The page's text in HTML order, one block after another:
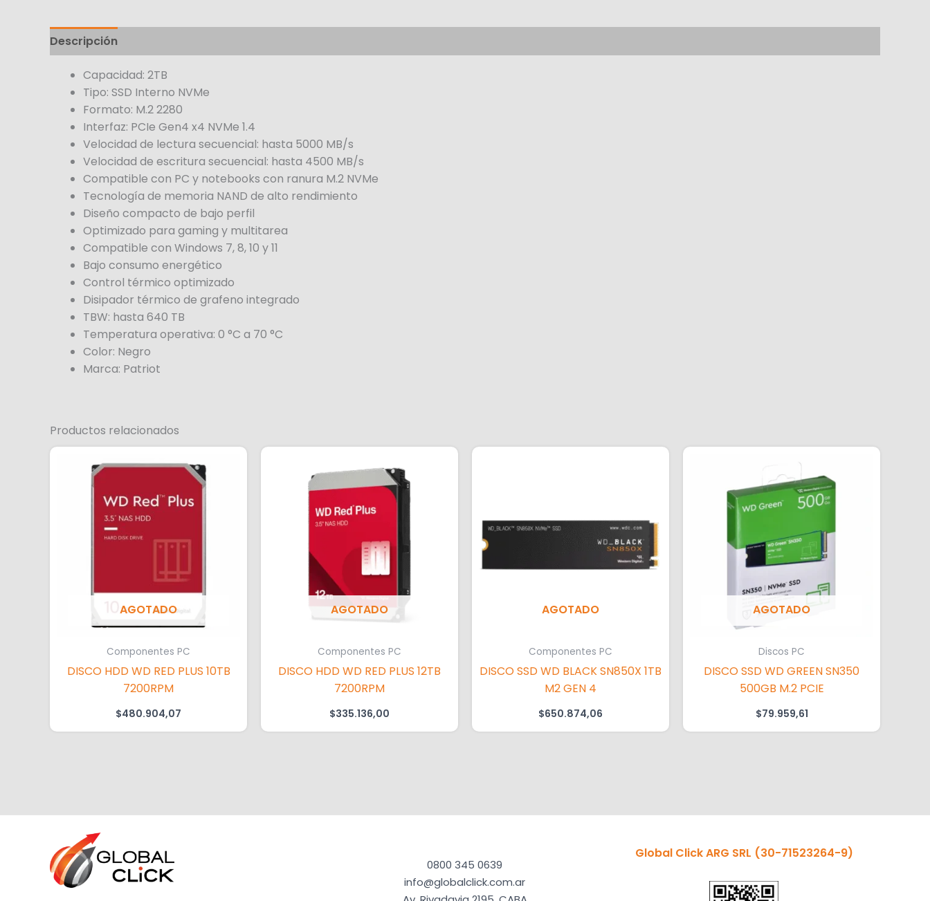
Descripción
Capacidad: 2TB
Tipo: SSD Interno NVMe
Formato: M.2 2280
Interfaz: PCIe Gen4 x4 NVMe 1.4
Velocidad de lectura secuencial: hasta 5000 MB/s
Velocidad de escritura secuencial: hasta 4500 MB/s
Compatible con PC y notebooks con ranura M.2 NVMe
Tecnología de memoria NAND de alto rendimiento
Diseño compacto de bajo perfil
Optimizado para gaming y multitarea
Compatible con Windows 7, 8, 10 y 11
Bajo consumo energético
Control térmico optimizado
Disipador térmico de grafeno integrado
TBW: hasta 640 TB
Temperatura operativa: 0 °C a 70 °C
Color: Negro
Marca: Patriot
Productos relacionados
AGOTADO
Componentes PC
DISCO HDD WD RED PLUS 10TB
7200RPM
$480.904,07
AGOTADO
Componentes PC
DISCO HDD WD RED PLUS 12TB
7200RPM
$335.136,00
AGOTADO
Componentes PC
DISCO SSD WD BLACK SN850X 1TB
M2 GEN 4
$650.874,06
AGOTADO
Discos PC
DISCO SSD WD GREEN SN350
500GB M.2 PCIE
$79.959,61
0800 345 0639
info@globalclick.com.ar
Global Click ARG SRL (30-71523264-9)